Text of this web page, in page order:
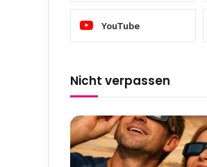
YouTube
Nicht verpassen